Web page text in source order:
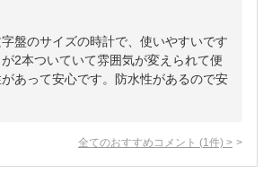
盤のサイズの時計で、使いやすいです
2本ついていて雰囲気が変えられて便
あって安心です。防水性があるので安
全てのおすすめコメント (1 件) >